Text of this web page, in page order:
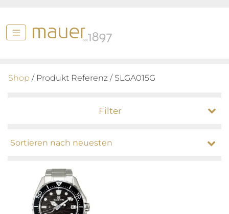
Shop / Produkt Referenz / SLGA015G
Filter